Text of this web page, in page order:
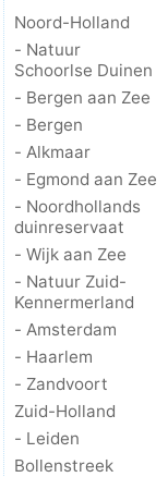
Noord-Holland
- Natuur
Schoorlse Duinen
- Bergen aan Zee
- Bergen
- Alkmaar
- Egmond aan Zee
- Noordhollands
duinreservaat
- Wijk aan Zee
- Natuur Zuid-
Kennermerland
- Amsterdam
- Haarlem
- Zandvoort
Zuid-Holland
- Leiden
Bollenstreek